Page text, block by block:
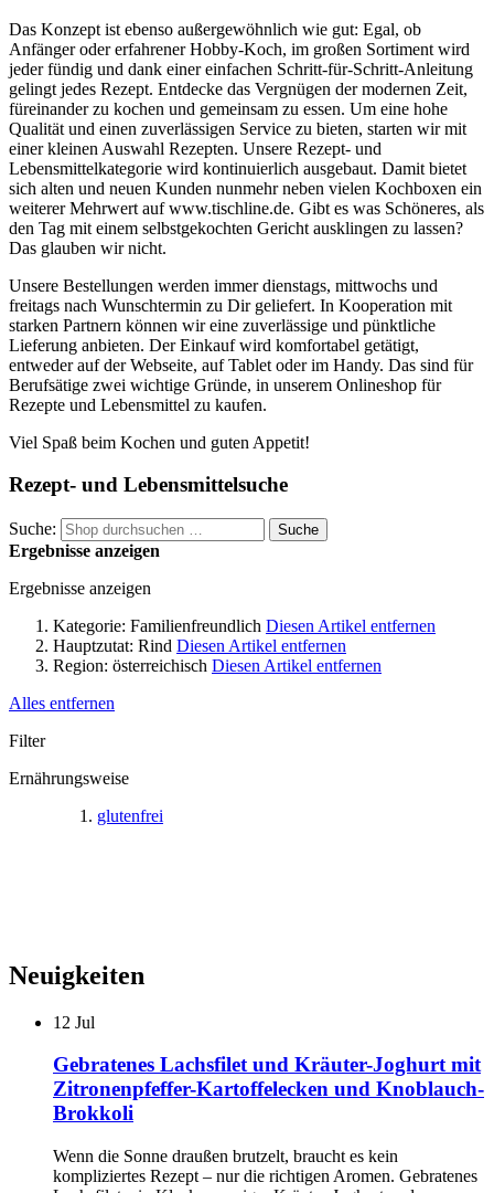
Das Konzept ist ebenso außergewöhnlich wie gut: Egal, ob
Anfänger oder erfahrener Hobby-Koch, im großen Sortiment wird
jeder fündig und dank einer einfachen Schritt-für-Schritt-Anleitung
gelingt jedes Rezept. Entdecke das Vergnügen der modernen Zeit,
füreinander zu kochen und gemeinsam zu essen. Um eine hohe
Qualität und einen zuverlässigen Service zu bieten, starten wir mit
einer kleinen Auswahl Rezepten. Unsere Rezept- und
Lebensmittelkategorie wird kontinuierlich ausgebaut. Damit bietet
sich alten und neuen Kunden nunmehr neben vielen Kochboxen ein
weiterer Mehrwert auf www.tischline.de. Gibt es was Schöneres, als
den Tag mit einem selbstgekochten Gericht ausklingen zu lassen?
Das glauben wir nicht.
Unsere Bestellungen werden immer dienstags, mittwochs und
freitags nach Wunschtermin zu Dir geliefert. In Kooperation mit
starken Partnern können wir eine zuverlässige und pünktliche
Lieferung anbieten. Der Einkauf wird komfortabel getätigt,
entweder auf der Webseite, auf Tablet oder im Handy. Das sind für
Berufsätige zwei wichtige Gründe, in unserem Onlineshop für
Rezepte und Lebensmittel zu kaufen.
Viel Spaß beim Kochen und guten Appetit!
Rezept- und Lebensmittelsuche
Suche: Suche
Ergebnisse anzeigen
Ergebnisse anzeigen
Kategorie: Familienfreundlich Diesen Artikel entfernen
Hauptzutat: Rind Diesen Artikel entfernen
Region: österreichisch Diesen Artikel entfernen
Alles entfernen
Filter
Ernährungsweise
glutenfrei
Neuigkeiten
12 Jul
Gebratenes Lachsfilet und Kräuter-Joghurt mit
Zitronenpfeffer-Kartoffelecken und Knoblauch-
Brokkoli
Wenn die Sonne draußen brutzelt, braucht es kein
kompliziertes Rezept – nur die richtigen Aromen. Gebratenes